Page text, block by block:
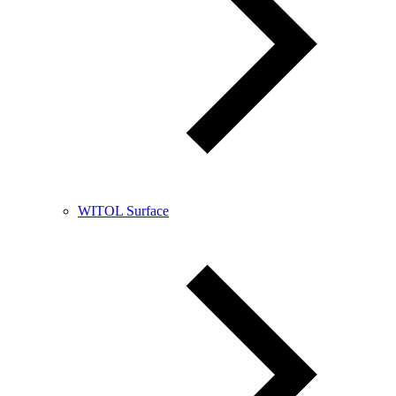
WITOL Surface